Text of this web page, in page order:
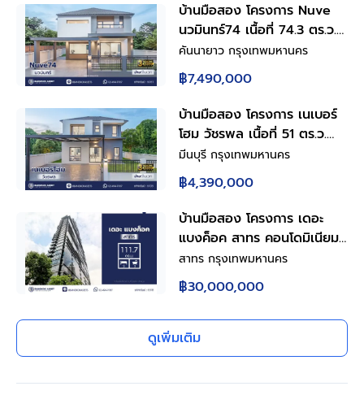
บ้านมือสอง โครงการ Nuve
นวมินทร์74 เนื้อที่ 74.3 ตร.ว.
ฟังก์ชัน 5 ห้องนอน 4 ห้องน้ำ
2 ที่จอดรถ มีห้องนอนชั้นล่าง
ดีไซน์โดดเด่น บนทำเล
ศักยภาพ เดินทางสะดวกเชื่อม
ต่อถนนเกษตร-นวมินทร์ ถนน
รามอินทรา ถนนเสรีไทย ใกล้
ห้างสรรพสินค้า Central
EastVille และจุดขึ้นทางด่วน
คันนายาว กรุงเทพมหานคร
฿7,490,000
บ้านมือสอง โครงการ เนเบอร์
โฮม วัชรพล เนื้อที่ 51 ตร.ว.
พื้นที่ใช้สอย 157.58 ตร.ม.
ฟังก์ชัน 4 ห้องนอน 2 ห้องน้ำ
2 ที่จอดรถ บนทำเลศักยภาพ
เดินทางสะดวกเชื่อมต่อถนน
สุขาภิบาล5 ถนนวัชรพล ถนน
รามอินทรา ใกล้ห้างสรรพสินค้า
Fashion Island และจุดขึ้น
ทางด่วน "ฉลองรัช"
มีนบุรี กรุงเทพมหานคร
฿4,390,000
บ้านมือสอง โครงการ เดอะ
แบงค็อค สาทร คอนโดมิเนียม
ใจกลางย่านธุรกิจสาทร 2 ห้อง
นอน 2 ห้องน้ำ พื้นที่ใช้สอย
111.77 ตร.ม. พร้อม Living
Space ชั้น 2 ห้องครัวพร้อม
เคาน์เตอร์ครัว ที่จอดรถ 1 คัน
ทำเลเขตสาทร กรุงเทพฯ ใกล้
สาทร กรุงเทพมหานคร
฿30,000,000
ดูเพิ่มเติม